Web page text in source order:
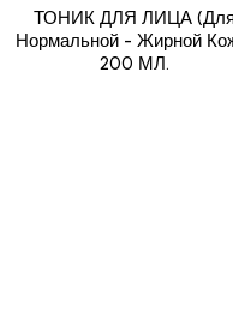
ТОНИК ДЛЯ ЛИЦА (Для
Нормальной - Жирной
200 МЛ.